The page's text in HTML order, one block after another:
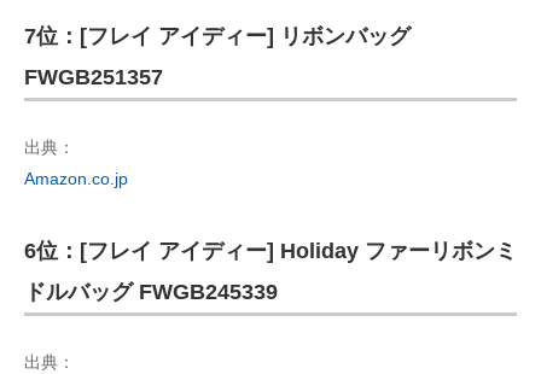
7位：[フレイ アイディー] リボンバッグ
FWGB251357
出典：
Amazon.co.jp
6位：[フレイ アイディー] Holiday ファーリボンミ
ドルバッグ FWGB245339
出典：